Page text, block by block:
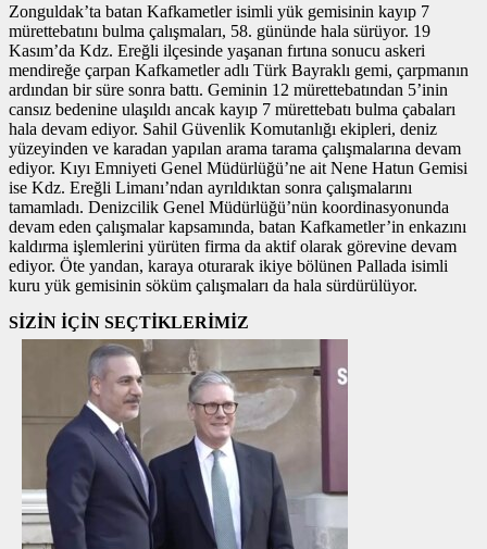
Zonguldak’ta batan Kafkametler isimli yük gemisinin kayıp 7
mürettebatını bulma çalışmaları, 58. gününde hala sürüyor. 19
Kasım’da Kdz. Ereğli ilçesinde yaşanan fırtına sonucu askeri
mendireğe çarpan Kafkametler adlı Türk Bayraklı gemi, çarpmanın
ardından bir süre sonra battı. Geminin 12 mürettebatından 5’inin
cansız bedenine ulaşıldı ancak kayıp 7 mürettebatı bulma çabaları
hala devam ediyor. Sahil Güvenlik Komutanlığı ekipleri, deniz
yüzeyinden ve karadan yapılan arama tarama çalışmalarına devam
ediyor. Kıyı Emniyeti Genel Müdürlüğü’ne ait Nene Hatun Gemisi
ise Kdz. Ereğli Limanı’ndan ayrıldıktan sonra çalışmalarını
tamamladı. Denizcilik Genel Müdürlüğü’nün koordinasyonunda
devam eden çalışmalar kapsamında, batan Kafkametler’in enkazını
kaldırma işlemlerini yürüten firma da aktif olarak görevine devam
ediyor. Öte yandan, karaya oturarak ikiye bölünen Pallada isimli
kuru yük gemisinin söküm çalışmaları da hala sürdürülüyor.
SİZİN İÇİN SEÇTİKLERİMİZ